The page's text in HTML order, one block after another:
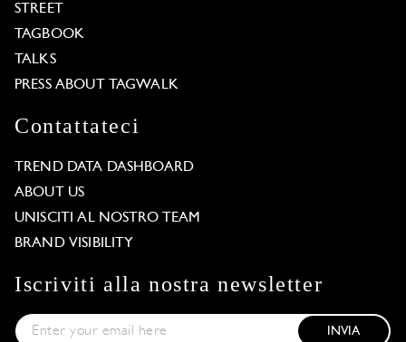
STREET
TAGBOOK
TALKS
PRESS ABOUT TAGWALK
Contattateci
TREND DATA DASHBOARD
ABOUT US
UNISCITI AL NOSTRO TEAM
BRAND VISIBILITY
Iscriviti alla nostra newsletter
INVIA